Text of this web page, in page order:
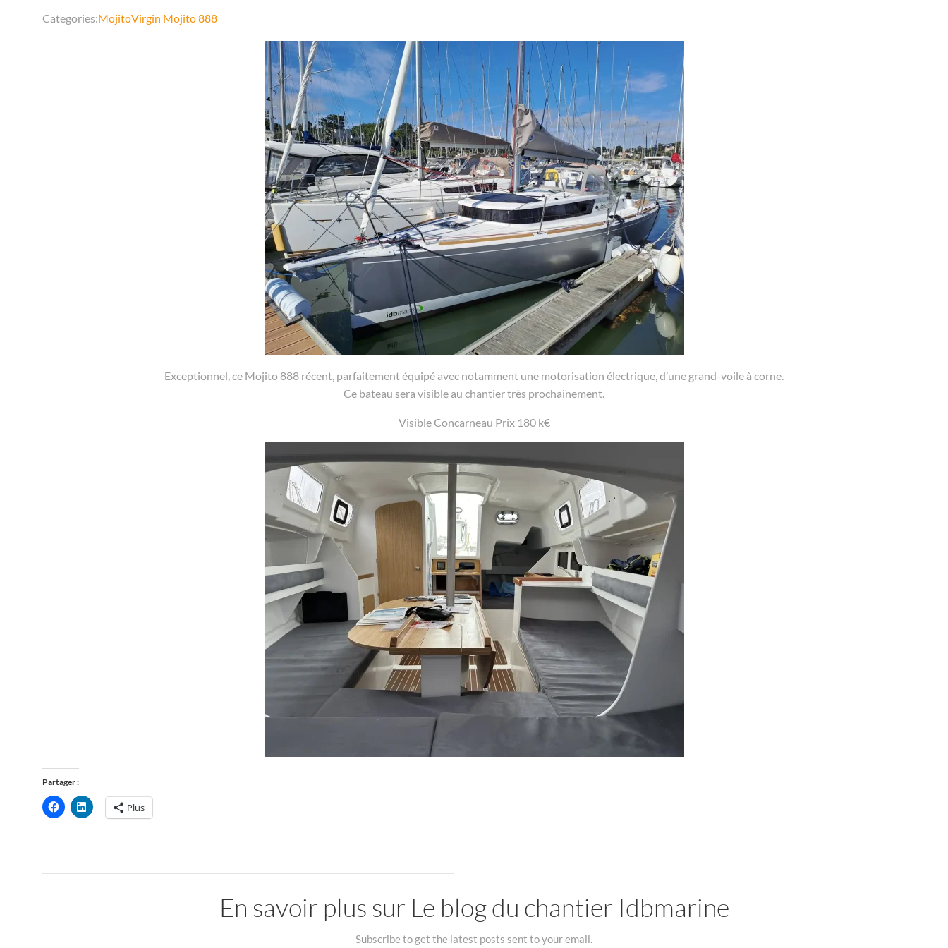
Categories:MojitoVirgin Mojito 888
Exceptionnel, ce Mojito 888 récent, parfaitement équipé avec notamment une motorisation électrique, d’une grand-voile à corne.
Ce bateau sera visible au chantier très prochainement.
Visible Concarneau Prix 180 k€
Partager :
Plus
En savoir plus sur Le blog du chantier Idbmarine
Subscribe to get the latest posts sent to your email.